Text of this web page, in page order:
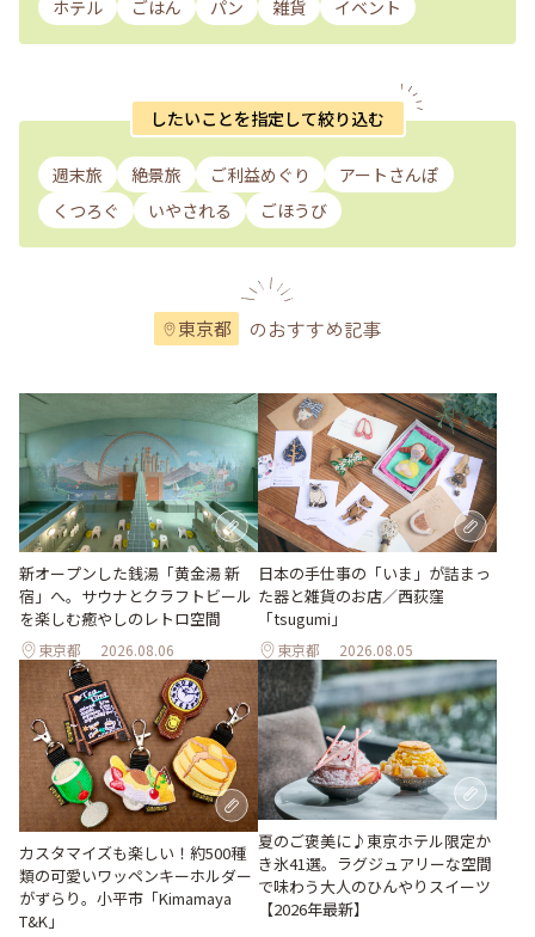
ホテル
ごはん パン 雑貨 イベント
したいことを指定して絞り込む
週末旅 絶景旅 ご利益めぐり
アートさんぽ
くつろぐ
いやされる ごほうび
東京都 のおすすめ記事
新オープンした銭湯「黄金湯 新
宿」へ。サウナとクラフトビール
を楽しむ癒やしのレトロ空間
東京都 2026.08.06
日本の手仕事の「いま」が詰まっ
た器と雑貨のお店／西荻窪
「tsugumi」
東京都 2026.08.05
カスタマイズも楽しい！約500種
類の可愛いワッペンキーホルダー
がずらり。小平市「Kimamaya
T&K」
夏のご褒美に♪東京ホテル限定か
き氷41選。ラグジュアリーな空間
で味わう大人のひんやりスイーツ
【2026年最新】